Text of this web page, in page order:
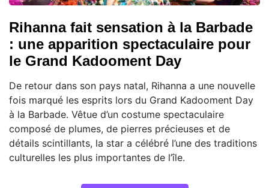
Rihanna fait sensation à la Barbade
: une apparition spectaculaire pour
le Grand Kadooment Day
De retour dans son pays natal, Rihanna a une nouvelle
fois marqué les esprits lors du Grand Kadooment Day
à la Barbade. Vêtue d’un costume spectaculaire
composé de plumes, de pierres précieuses et de
détails scintillants, la star a célébré l’une des traditions
culturelles les plus importantes de l’île.